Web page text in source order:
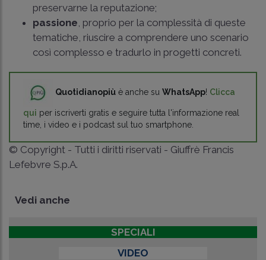
preservarne la reputazione;
passione, proprio per la complessità di queste
tematiche, riuscire a comprendere uno scenario
così complesso e tradurlo in progetti concreti.
Quotidianopiù è anche su WhatsApp! Clicca
qui per iscriverti gratis e seguire tutta l'informazione real
time, i video e i podcast sul tuo smartphone.
© Copyright - Tutti i diritti riservati - Giuffrè Francis
Lefebvre S.p.A.
Vedi anche
SPECIALI
VIDEO